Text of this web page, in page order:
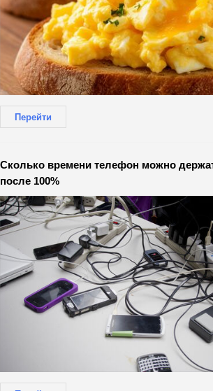
Перейти
Сколько времени телефон можно
после 100%